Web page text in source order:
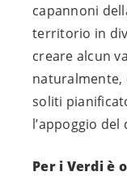
capannoni
territorio in
creare alcun
naturalmente,
soliti
l’appoggio
Per i Verdi è